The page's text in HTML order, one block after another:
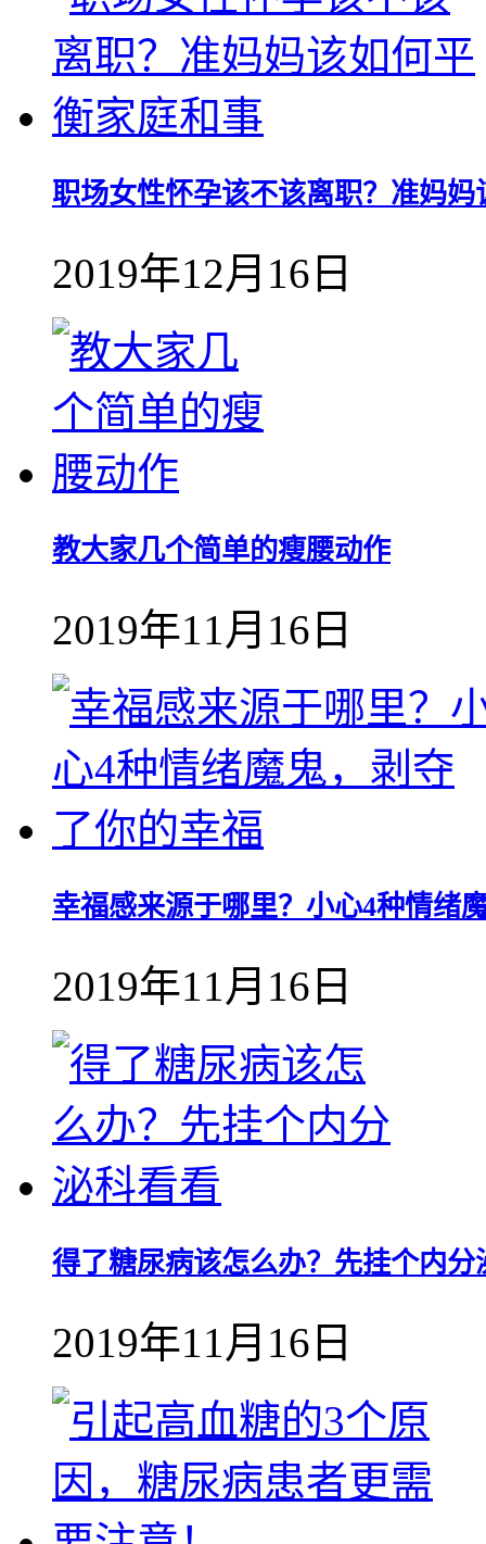
职场女性怀孕该不该离职？准妈
2019年12月16日
教大家几个简单的瘦腰动作
2019年11月16日
幸福感来源于哪里？小心4种情绪
2019年11月16日
得了糖尿病该怎么办？先挂个内分
2019年11月16日